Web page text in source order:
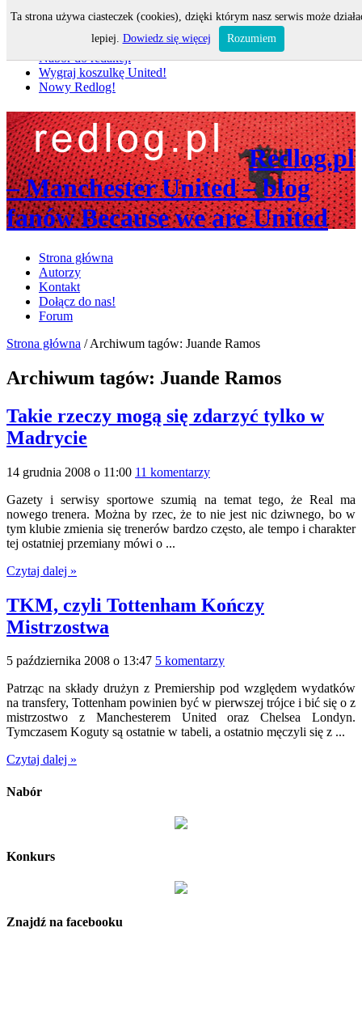
Nabór do redakcji
Wygraj koszulkę United!
Nowy Redlog!
Redlog.pl
– Manchester United – blog
fanów Because we are United
Strona główna
Autorzy
Kontakt
Dołącz do nas!
Forum
Strona główna /Archiwum tagów: Juande Ramos
Archiwum tagów: Juande Ramos
Takie rzeczy mogą się zdarzyć tylko w
Madrycie
14 grudnia 2008 o 11:00 11 komentarzy
Gazety i serwisy sportowe szumią na temat tego, że Real ma
nowego trenera. Można by rzec, że to nie jest nic dziwnego, bo w
tym klubie zmienia się trenerów bardzo często, ale tempo i charakter
tej ostatniej przemiany mówi o ...
Czytaj dalej »
TKM, czyli Tottenham Kończy
Mistrzostwa
5 października 2008 o 13:47 5 komentarzy
Patrząc na składy drużyn z Premiership pod względem wydatków
na transfery, Tottenham powinien być w pierwszej trójce i bić się o z
mistrzostwo z Manchesterem United oraz Chelsea Londyn.
Tymczasem Koguty są ostatnie w tabeli, a ostatnio męczyli się z ...
Czytaj dalej »
Nabór
Konkurs
Znajdź na facebooku
Ta strona używa ciasteczek (cookies), dzięki którym nasz serwis może
lepiej. Dowiedz się więcej Rozumiem